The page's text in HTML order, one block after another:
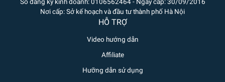
Nơi cấp: Sở kế hoạch và đầu tư thành phố Hà Nội
HỖ TRỢ
Video hướng dẫn
Affiliate
Hưỡng dẫn sử dụng